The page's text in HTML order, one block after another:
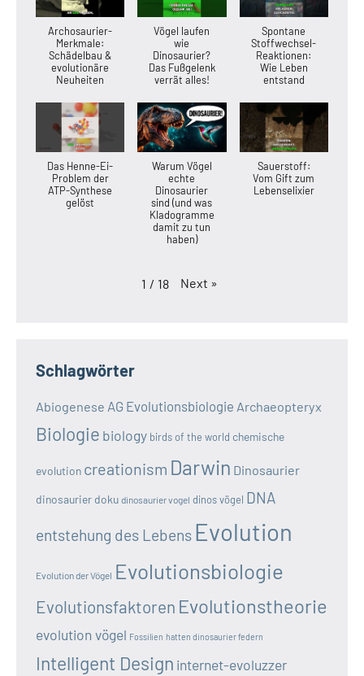
Archosaurier-
Merkmale:
Schädelbau &
evolutionäre
Neuheiten
Vögel laufen
wie
Dinosaurier?
Das Fußgelenk
verrät alles!
Spontane
Stoffwechsel-
Reaktionen:
Wie Leben
entstand
Das Henne-Ei-
Problem der
ATP-Synthese
gelöst
Warum Vögel
echte
Dinosaurier
sind (und was
Kladogramme
damit zu tun
haben)
Sauerstoff:
Vom Gift zum
Lebenselixier
1 / 18 Next »
Schlagwörter
Abiogenese AG Evolutionsbiologie Archaeopteryx
Biologie biology birds of the world chemische
evolution creationism Darwin Dinosaurier
dinosaurier doku dinosaurier vogel dinos vögel DNA
entstehung des Lebens Evolution
Evolution der Vögel Evolutionsbiologie
Evolutionsfaktoren Evolutionstheorie
evolution vögel Fossilien hatten dinosaurier federn
Intelligent Design internet-evoluzzer